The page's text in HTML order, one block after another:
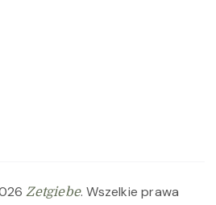
Zetgiebe. Wszelkie prawa